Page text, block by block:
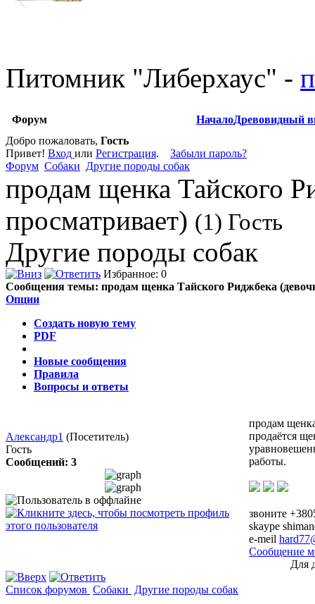
Питомник "Либерхаус" -
Форум НачалоДревовидный
Добро пожаловать, Гость
Привет! Вход или Регистрация. Забыли пароль?
Форум Собаки Другие породы собак
продам щенка Тайского
просматривает) (1) Гость
Другие породы собак
Избранное: 0
Сообщения темы: продам щенка Тайского Риджбека
Опции
Создать новую тему
PDF
Новые сообщения
Правила
Вопросы и ответы
Александр1 (Посетитель)
Гость
Сообщений: 3
продам
продаётся
работы.
звоните
skaype
e-meil
Сообщение
Для
Список форумов Собаки Другие породы собак